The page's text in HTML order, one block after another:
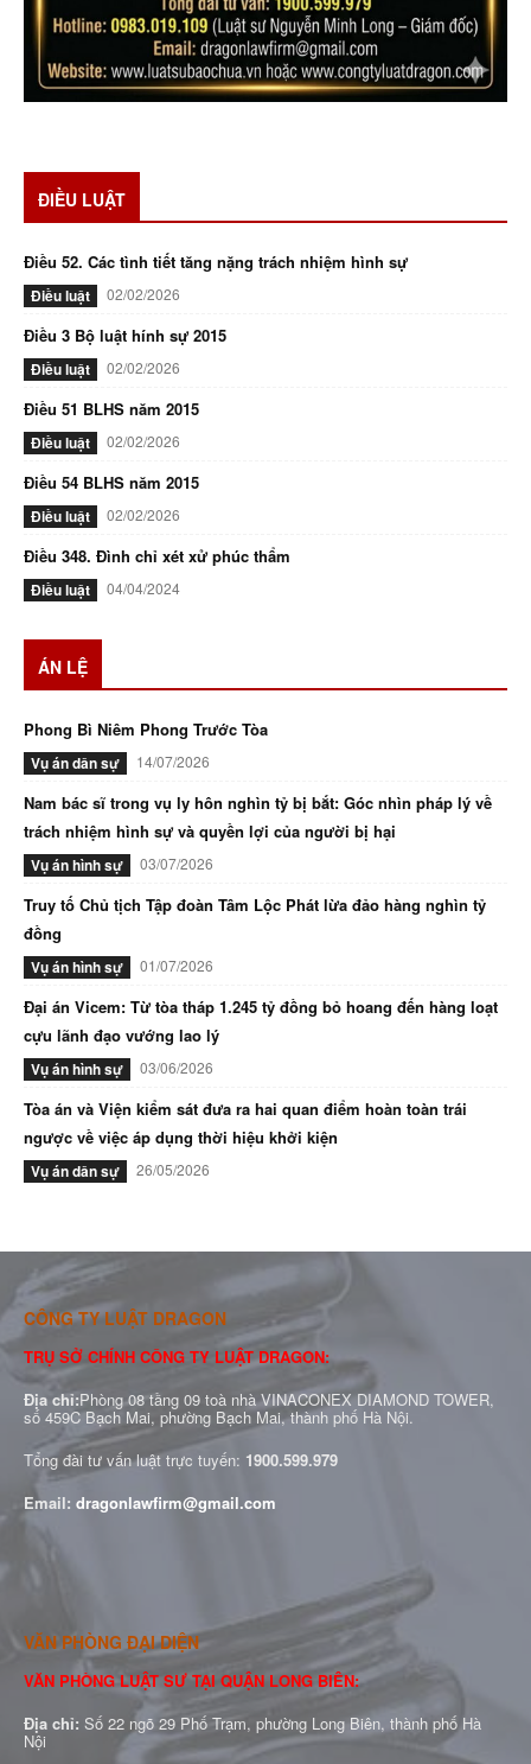
ĐIỀU LUẬT
Điều 52. Các tình tiết tăng nặng trách nhiệm hình sự
Điều luật 02/02/2026
Điều 3 Bộ luật hính sự 2015
Điều luật 02/02/2026
Điều 51 BLHS năm 2015
Điều luật 02/02/2026
Điều 54 BLHS năm 2015
Điều luật 02/02/2026
Điều 348. Đình chỉ xét xử phúc thẩm
Điều luật 04/04/2024
ÁN LỆ
Phong Bì Niêm Phong Trước Tòa
Vụ án dân sự 14/07/2026
Nam bác sĩ trong vụ ly hôn nghìn tỷ bị bắt: Góc nhìn pháp lý về
trách nhiệm hình sự và quyền lợi của người bị hại
Vụ án hình sự 03/07/2026
Truy tố Chủ tịch Tập đoàn Tâm Lộc Phát lừa đảo hàng nghìn tỷ
đồng
Vụ án hình sự 01/07/2026
Đại án Vicem: Từ tòa tháp 1.245 tỷ đồng bỏ hoang đến hàng loạt
cựu lãnh đạo vướng lao lý
Vụ án hình sự 03/06/2026
Tòa án và Viện kiểm sát đưa ra hai quan điểm hoàn toàn trái
ngược về việc áp dụng thời hiệu khởi kiện
Vụ án dân sự 26/05/2026
CÔNG TY LUẬT DRAGON
TRỤ SỞ CHÍNH CÔNG TY LUẬT DRAGON:
Địa chỉ:Phòng 08 tầng 09 toà nhà VINACONEX DIAMOND TOWER,
số 459C Bạch Mai, phường Bạch Mai, thành phố Hà Nội.
Tổng đài tư vấn luật trực tuyến: 1900.599.979
Email: dragonlawfirm@gmail.com
VĂN PHÒNG ĐẠI DIỆN
VĂN PHÒNG LUẬT SƯ TẠI QUẬN LONG BIÊN:
Địa chỉ: Số 22 ngõ 29 Phố Trạm, phường Long Biên, thành phố Hà
Nội